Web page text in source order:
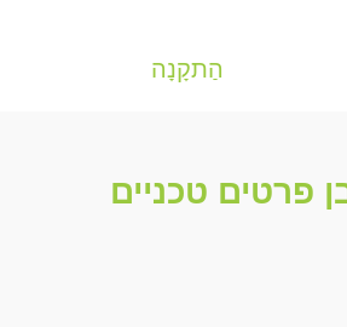
הַתקָנָה
פרטים טכניים